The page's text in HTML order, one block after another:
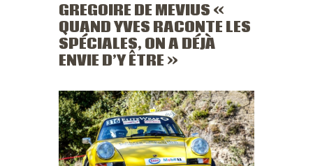
GREGOIRE DE MEVIUS «
QUAND YVES RACONTE LES
SPÉCIALES, ON A DÉJÀ
ENVIE D’Y ÊTRE »